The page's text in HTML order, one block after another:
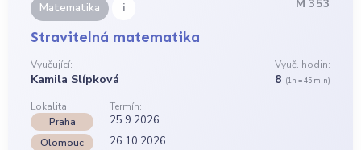
Matematika i M 353
Stravitelná matematika
Vyučující:
Kamila Slípková
Vyuč. hodin:
8 (1h = 45 min)
Lokalita:
Termín:
Praha
25.9.2026
Olomouc 26.10.2026